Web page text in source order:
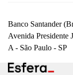
Banco Santander
Avenida Presidente
A - São Paulo - SP